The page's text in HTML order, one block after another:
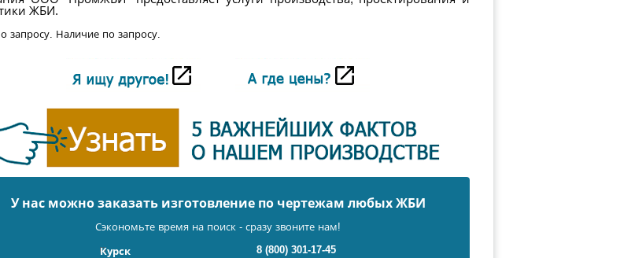
ЖБИ.
запросу. Наличие по запросу.
У нас можно заказать изготовление по чертежам любых ЖБИ
Сэкономьте время на поиск - сразу звоните нам!
Курск 8 (800) 301-17-45